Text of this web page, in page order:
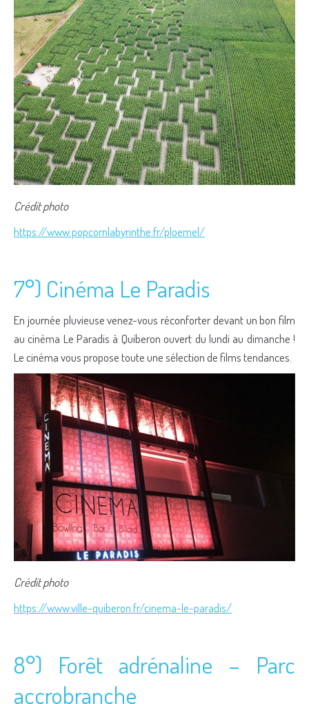
Crédit photo
https://www.popcornlabyrinthe.fr/ploemel/
7°) Cinéma Le Paradis
En journée pluvieuse venez-vous réconforter devant un bon film
au cinéma Le Paradis à Quiberon ouvert du lundi au dimanche !
Le cinéma vous propose toute une sélection de films tendances.
Crédit photo
https://www.ville-quiberon.fr/cinema-le-paradis/
8°) Forêt adrénaline – Parc
accrobranche